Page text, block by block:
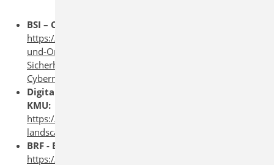
BSI – Cyber-Sicherheitslage:
https://www.bsi.bund.de/DE/Themen/Unternehmen-
und-Organisationen/Cyber-
Sicherheitslage/Lageberichte/Monatsbericht_Lage-
Cybernation/Lage_Bedrohungen/lage-Bedrohungen.html
Digital SME – Auswirkungen und Empfehlungen für
KMU:
https://www.digitalsme.eu/enisa-cybersecurity-threat-
landscape-report-2025-key-takeaways-for-smes/
BRF - Beispiel aktueller Angriffe in Belgien
https://brf.be/national/2085917